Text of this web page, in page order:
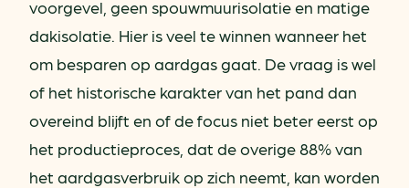
voorgevel, geen spouwmuurisolatie en matige
dakisolatie. Hier is veel te winnen wanneer het
om besparen op aardgas gaat. De vraag is wel
of het historische karakter van het pand dan
overeind blijft en of de focus niet beter eerst op
het productieproces, dat de overige 88% van
het aardgasverbruik op zich neemt, kan worden